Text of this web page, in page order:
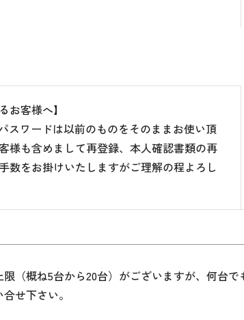
お客様へ】
スワードは以前のものをそのままお使い頂
様も含めまして再登録、本人確認書類の再
数をお掛けいたしますがご理解の程よろし
（概ね5台から20台）がございますが、何台で
せ下さい。